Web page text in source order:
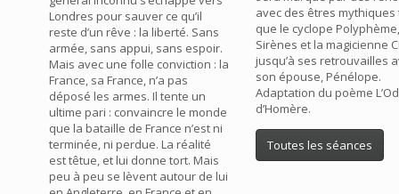
Londres pour sauver ce qu’il
reste d’un rêve : la liberté. Sans
armée, sans appui, sans espoir.
Mais avec une folle conviction : la
France, sa France, n’a pas
déposé les armes. Il tente un
ultime pari : convaincre le monde
que la bataille de France n’est ni
terminée, ni perdue. La réalité
est têtue, et lui donne tort. Mais
peu à peu se lèvent autour de lui
avec des êtres mythiques
que le cyclope
Sirènes et la magicienne
jusqu’à ses retrouvailles
son épouse, Pénélope.
Adaptation du poème
d’Homère.
Toutes les séances